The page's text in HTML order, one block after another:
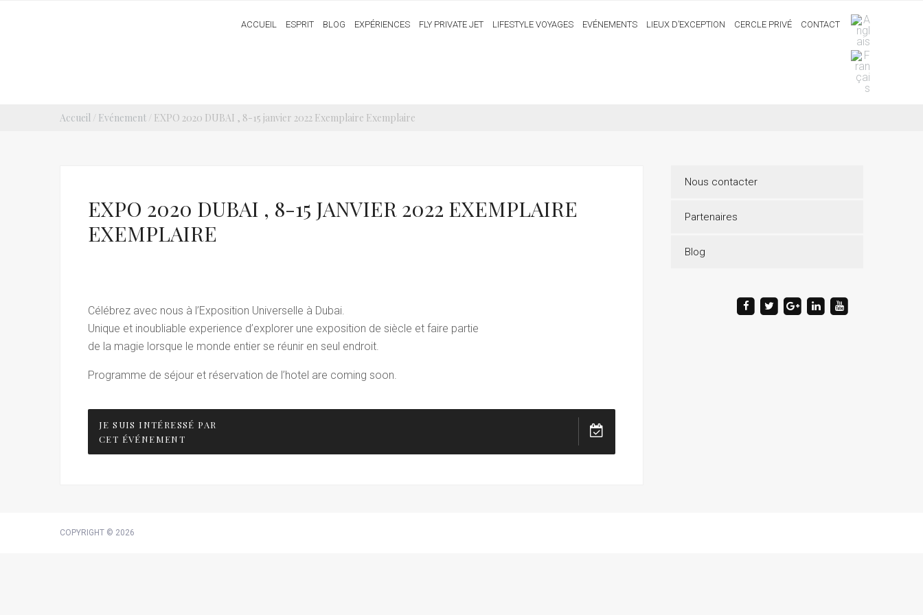
ACCUEIL ESPRIT BLOG EXPÉRIENCES FLY PRIVATE JET LIFESTYLE VOYAGES EVÉNEMENTS LIEUX D’EXCEPTION CERCLE PRIVÉ CONTACT
Accueil / Evénement / EXPO 2020 DUBAI , 8-15 janvier 2022 Exemplaire Exemplaire
EXPO 2020 DUBAI , 8-15 JANVIER 2022 EXEMPLAIRE
EXEMPLAIRE
Célébrez avec nous à l’Exposition Universelle à Dubai.
Unique et inoubliable experience d’explorer une exposition de siècle et faire partie
de la magie lorsque le monde entier se réunir en seul endroit.
Programme de séjour et réservation de l’hotel are coming soon.
JE SUIS INTÉRESSÉ PAR
CET ÉVÉNEMENT
Nous contacter
Partenaires
Blog
COPYRIGHT © 2026